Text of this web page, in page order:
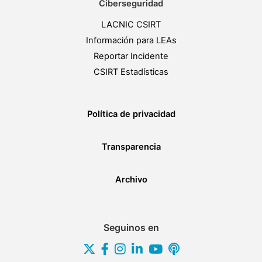
Ciberseguridad
LACNIC CSIRT
Información para LEAs
Reportar Incidente
CSIRT Estadísticas
Política de privacidad
Transparencia
Archivo
Seguinos en